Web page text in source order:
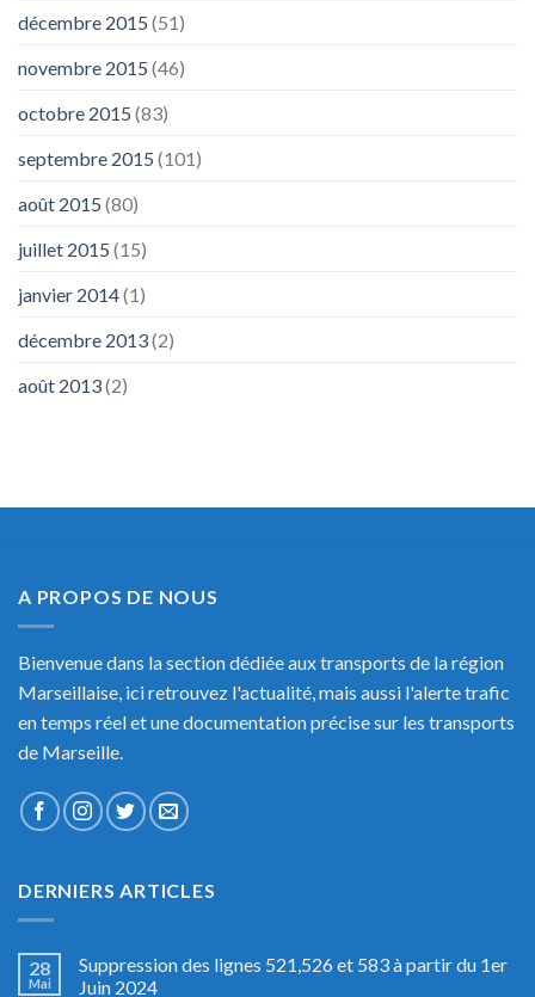
décembre 2015 (51)
novembre 2015 (46)
octobre 2015 (83)
septembre 2015 (101)
août 2015 (80)
juillet 2015 (15)
janvier 2014(1)
décembre 2013(2)
août 2013(2)
A PROPOS DE NOUS
Bienvenue dans la section dédiée aux transports de la région
Marseillaise, ici retrouvez l'actualité, mais aussi l'alerte trafic
en temps réel et une documentation précise sur les transports
de Marseille.
DERNIERS ARTICLES
28
Mai
Suppression des lignes 521,526 et 583 à partir du 1er
Juin 2024